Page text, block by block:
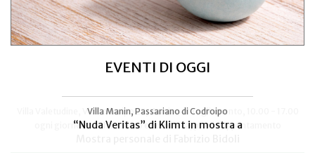
EVENTI DI OGGI
Villa Manin, Passariano di Codroipo
“Nuda Veritas” di Klimt in mostra a
Villa Valetudine, Via Codroipo 25, Camino al Tagliamento, 10.00 - 17.00
ogni giorno - anche sabato e domenica, previo appuntamento